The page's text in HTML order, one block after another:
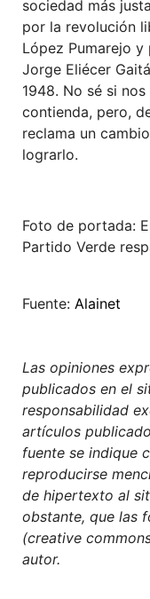
sociedad más
por la revolución
López Pumarejo
Jorge Eliécer
1948. No sé si
contienda, pero,
reclama un
lograrlo.
Foto de portada:
Partido Verde
Fuente: Alainet
Las opiniones
publicados en el
responsabilidad
artículos
fuente se indique
reproducirse
de hipertexto al
obstante, que las
(creative
autor.